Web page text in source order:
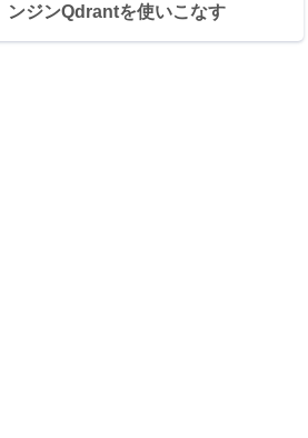
ンジンQdrantを使いこなす